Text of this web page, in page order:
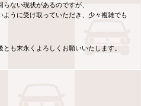
ない現状があるのですが、
うに受け取っていただき、少々複雑でも
も末永くよろしくお願いいたします。